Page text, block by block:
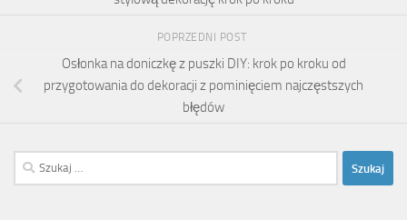
POPRZEDNI POST
Osłonka na doniczkę z puszki DIY: krok po kroku od
przygotowania do dekoracji z pominięciem najczęstszych
błędów
Szukaj: